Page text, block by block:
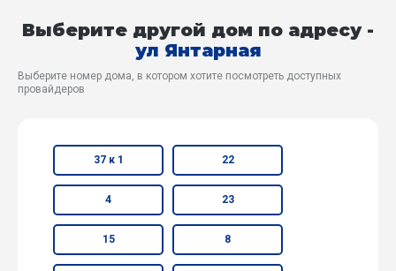
Выберите другой дом по адресу -
ул Янтарная
Выберите номер дома, в котором хотите посмотреть доступных
провайдеров
37 к 1 22
4 23
15 8